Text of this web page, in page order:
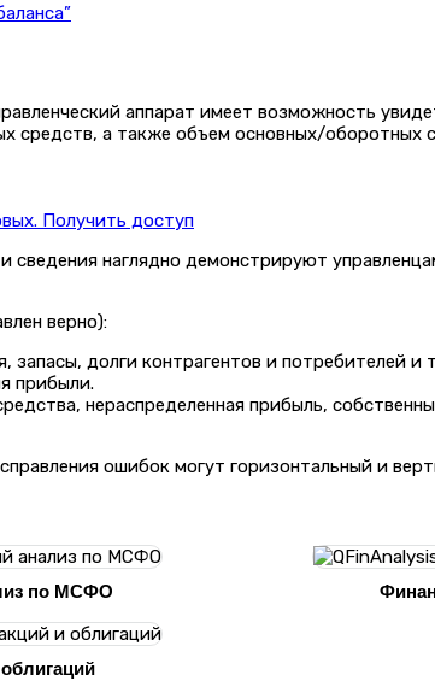
аппарат имеет возможность
средств, а также объем основных/оборотных
Получить доступ
наглядно демонстрируют
верно):
долги контрагентов и потребителей и
прибыли.
нераспределенная прибыль,
ошибок могут горизонтальный и
по МСФО